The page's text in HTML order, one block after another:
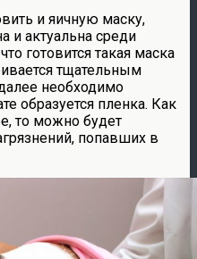
и яичную маску,
и актуальна среди
готовится такая маска
тщательным
необходимо
образуется пленка. Как
то можно будет
попавших в